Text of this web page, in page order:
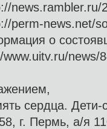
news.rambler.ru/
perm-news.net/
о
www.uitv.ru/news/
сердца. Дети-
г. Пермь, а/я